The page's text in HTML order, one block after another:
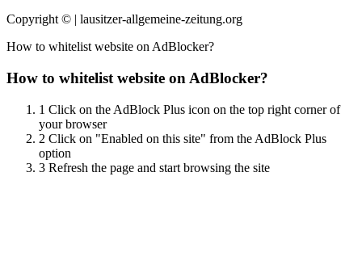
Copyright © | lausitzer-allgemeine-zeitung.org
How to whitelist website on AdBlocker?
How to whitelist website on AdBlocker?
1 Click on the AdBlock Plus icon on the top right corner of
your browser
2 Click on "Enabled on this site" from the AdBlock Plus
option
3 Refresh the page and start browsing the site